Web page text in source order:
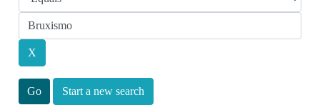
Start a new search